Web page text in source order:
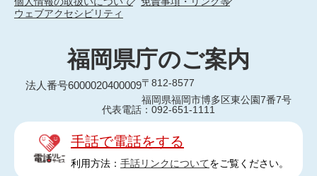
ウェブアクセシビリティ
福岡県庁のご案内
法人番号6000020400009〒812-8577
福岡県福岡市博多区東公園7番7号
代表電話：092-651-1111
手話で電話をする
利用方法： 手話リンクについてをご覧ください。